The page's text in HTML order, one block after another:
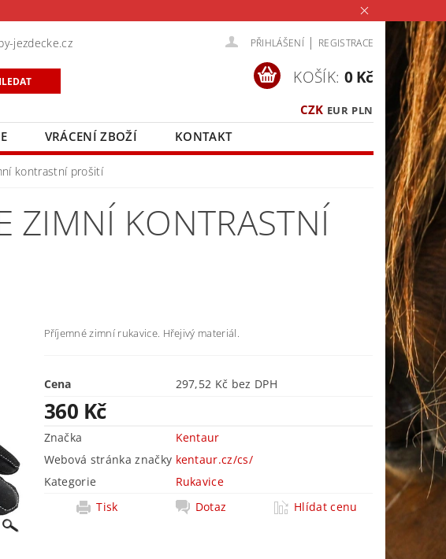
jezdecke.cz PŘIHLÁŠENÍ | REGISTRACE
CZK EUR PLN
KOŠÍK: 0 Kč
VRÁCENÍ ZBOŽÍ
KONTAKT
kontrastní prošití
ZIMNÍ KONTRASTNÍ
Příjemné zimní rukavice. Hřejivý materiál.
Cena 297,52 Kč bez DPH
360 Kč
Značka
Kentaur
Webová stránka značky kentaur.cz/cs/
Kategorie
Rukavice
Tisk
Dotaz Hlídat cenu